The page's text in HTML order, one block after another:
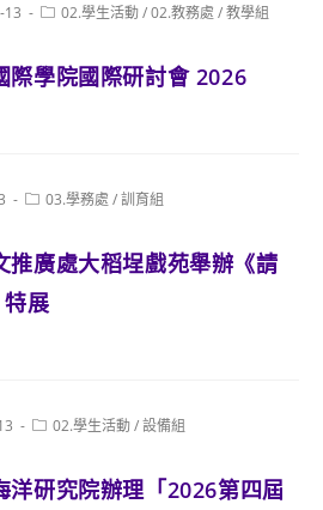
13
Post02.學生活動/02.教務處 /教學組
際學院國際研討會 2026
Post03.學務處 /訓育組
推廣處大稻埕戲苑舉辦《請
展
Post02.學生活動/設備組
洋研究院辦理「2026第四屆